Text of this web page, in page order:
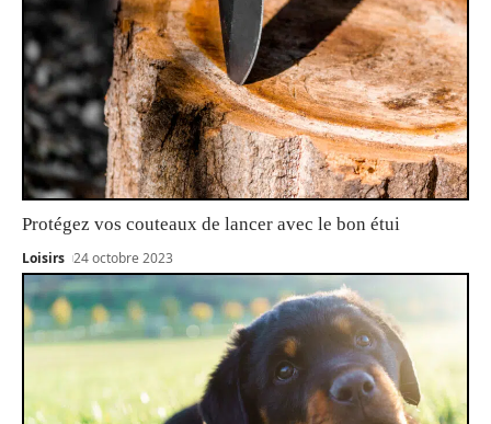
Protégez vos couteaux de lancer avec le bon étui
Loisirs 24 octobre 2023